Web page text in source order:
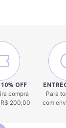
OFF
compra
200,00
Para
com